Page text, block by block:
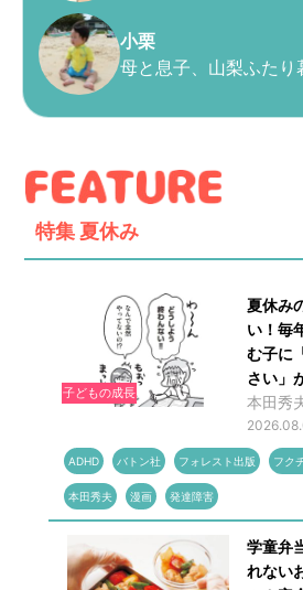
小栗
母と息子、山梨ふたり
特集 夏休み
子どもの成長
夏休み
い！毎
む子に
さい」
本田秀
ADHD バトン社 フォレスト出版 フク
本田秀夫 漫画 発達障害
学童弁
れない